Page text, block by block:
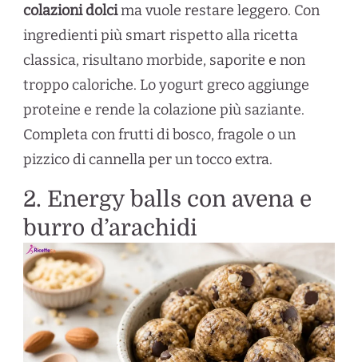
colazioni dolcima vuole restare leggero. Con
ingredienti più smart rispetto alla ricetta
classica, risultano morbide, saporite e non
troppo caloriche. Lo yogurt greco aggiunge
proteine e rende la colazione più saziante.
Completa con frutti di bosco, fragole o un
pizzico di cannella per un tocco extra.
2. Energy balls con avena e
burro d’arachidi